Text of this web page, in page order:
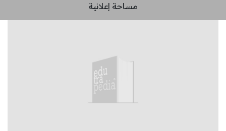
مساحة إعلانية